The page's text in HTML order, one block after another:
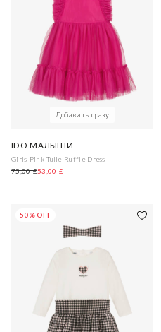
Добавить сразу
IDO МАЛЫШИ
Girls Pink Tulle Ruffle Dress
75,00 £53,00 £
50% OFF